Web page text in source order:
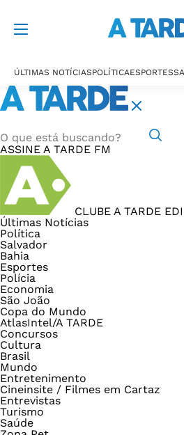
ÚLTIMAS NOTÍCIASPOLÍTICAESPORTES
ASSINE A TARDE FM
CLUBE A TARDE
Últimas Notícias
Política
Salvador
Bahia
Esportes
Polícia
Economia
São João
Copa do Mundo
AtlasIntel/A TARDE
Concursos
Cultura
Brasil
Mundo
Entretenimento
Cineinsite / Filmes em Cartaz
Entrevistas
Turismo
Saúde